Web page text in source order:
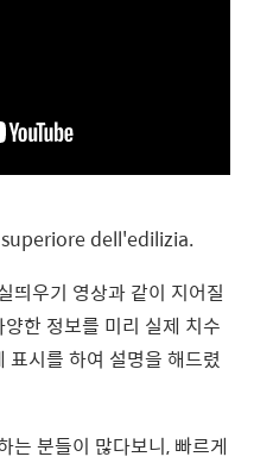
dell'edilizia.
띄우기 영상과 같이 지어질
한 정보를 미리 실제 치수
표시를 하여 설명을 해드렸
는 분들이 많다보니, 빠르게